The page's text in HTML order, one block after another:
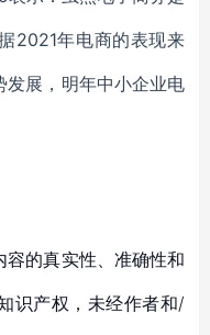
2021年电商的表现来
发展，明年中小企业电
的真实性、准确性和
识产权，未经作者和/